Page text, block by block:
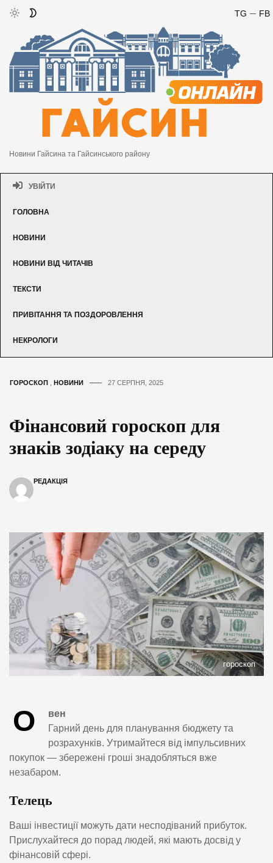
FB
TG
Новини Гайсина та Гайсинського району
УВІЙТИ
ГОЛОВНА
НОВИНИ
НОВИНИ ВІД ЧИТАЧІВ
ТЕКСТИ
ПРИВІТАННЯ ТА ПОЗДОРОВЛЕННЯ
НЕКРОЛОГИ
ГОРОСКОП НОВИНИ 27 СЕРПНЯ, 2025
Фінансовий гороскоп для
знаків зодіаку на середу
РЕДАКЦІЯ
гороскоп
О
вен
Гарний день для планування бюджету та
розрахунків. Утримайтеся від імпульсивних
покупок — збережені гроші знадобляться вже
незабаром.
Телець
Ваші інвестиції можуть дати несподіваний прибуток.
Прислухайтеся до порад людей, які мають досвід у
фінансовій сфері.